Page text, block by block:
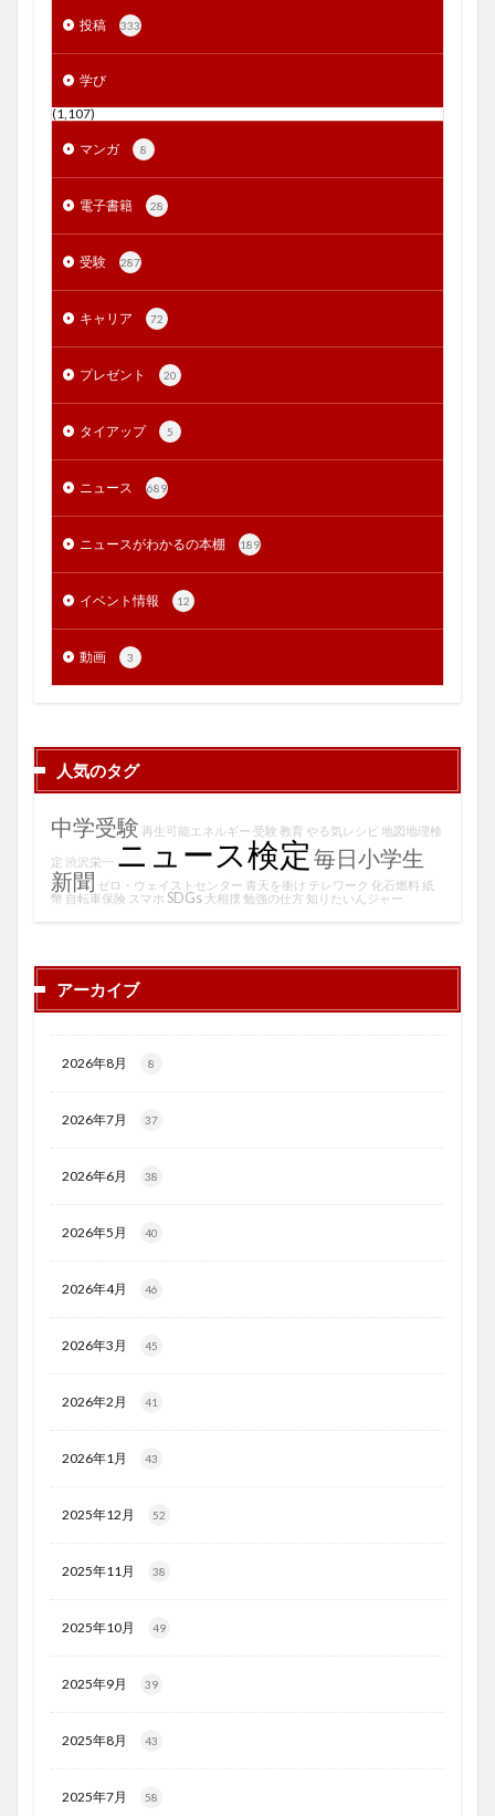
投稿 333
学び
(1,107)
マンガ 8
電子書籍 28
受験 287
キャリア 72
プレゼント 20
タイアップ 5
ニュース 689
ニュースがわかるの本棚 189
イベント情報 12
動画 3
人気のタグ
中学受験 再生可能エネルギー 受験 教育 やる気レシピ 地図地理検
定 渋沢栄一 ニュース検定 毎日小学生
新聞 ゼロ・ウェイストセンター 青天を衝け テレワーク 化石燃料 紙
幣 自転車保険 スマホ SDGs 大相撲 勉強の仕方 知りたいんジャー
アーカイブ
2026年8月 8
2026年7月 37
2026年6月 38
2026年5月 40
2026年4月 46
2026年3月 45
2026年2月 41
2026年1月 43
2025年12月 52
2025年11月 38
2025年10月 49
2025年9月 39
2025年8月 43
2025年7月 58